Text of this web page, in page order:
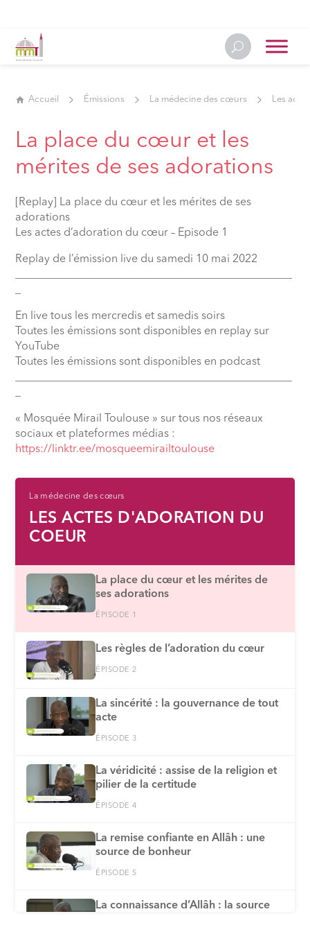
Accueil Émissions La médecine des cœurs Les
La place du cœur et les
mérites de ses adorations
[Replay] La place du cœur et les mérites de ses
adorations
Les actes d’adoration du cœur – Episode 1
Replay de l’émission live du samedi 10 mai 2022
En live tous les mercredis et samedis soirs
Toutes les émissions sont disponibles en replay sur
YouTube
Toutes les émissions sont disponibles en podcast
« Mosquée Mirail Toulouse » sur tous nos réseaux
sociaux et plateformes médias :
⁠https://linktr.ee/mosqueemirailtoulouse
La médecine des cœurs
LES ACTES D'ADORATION DU
COEUR
La place du cœur et les mérites de
ses adorations
ÉPISODE 1
Les règles de l’adoration du cœur
ÉPISODE 2
La sincérité : la gouvernance de tout
acte
ÉPISODE 3
La véridicité : assise de la religion et
pilier de la certitude
ÉPISODE 4
La remise confiante en Allâh : une
source de bonheur
ÉPISODE 5
La connaissance d’Allâh : la source